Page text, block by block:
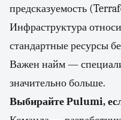
предсказуемость
Инфраструктура
стандартные ресурсы
Важен найм —
значительно больше.
Выбирайте Pulumi,